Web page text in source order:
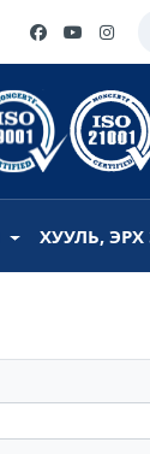
ХУУЛЬ, ЭРХ